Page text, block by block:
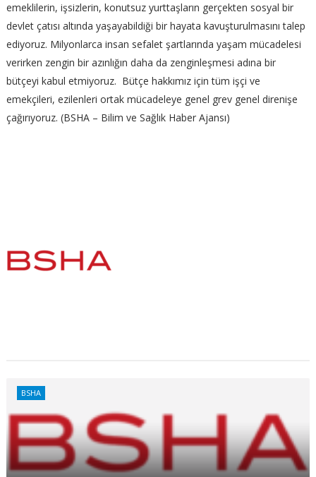
emeklilerin, işsizlerin, konutsuz yurttaşların gerçekten sosyal bir
devlet çatısı altında yaşayabildiği bir hayata kavuşturulmasını talep
ediyoruz. Milyonlarca insan sefalet şartlarında yaşam mücadelesi
verirken zengin bir azınlığın daha da zenginleşmesi adına bir
bütçeyi kabul etmiyoruz. Bütçe hakkımız için tüm işçi ve
emekçileri, ezilenleri ortak mücadeleye genel grev genel direnişe
çağırıyoruz. (BSHA – Bilim ve Sağlık Haber Ajansı)
BSHA